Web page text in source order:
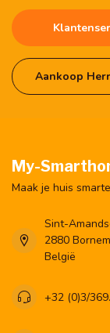
Aankoop
My-
Maak je huis
Sint-
2880 Bornem
België
+32 (0)3/